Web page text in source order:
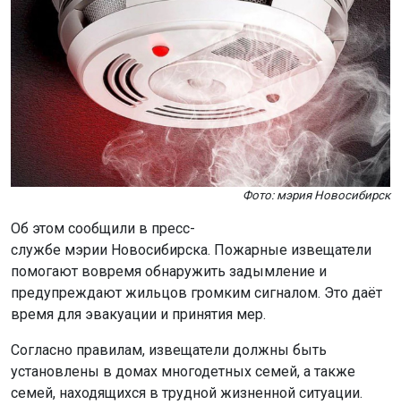
Фото: мэрия Новосибирск
Об этом сообщили в пресс-
службе мэрии Новосибирска. Пожарные извещатели
помогают вовремя обнаружить задымление и
предупреждают жильцов громким сигналом. Это даёт
время для эвакуации и принятия мер.
Согласно правилам, извещатели должны быть
установлены в домах многодетных семей, а также
семей, находящихся в трудной жизненной ситуации.